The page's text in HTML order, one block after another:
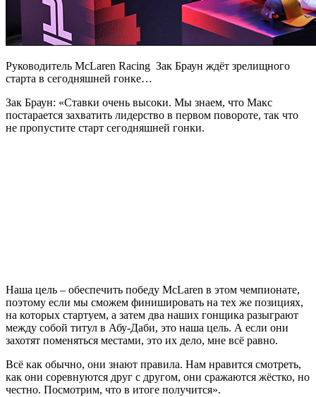
Руководитель McLaren Racing Зак Браун ждёт зрелищного
старта в сегодняшней гонке…
Зак Браун: «Ставки очень высоки. Мы знаем, что Макс
постарается захватить лидерство в первом повороте, так что
не пропустите старт сегодняшней гонки.
Наша цель – обеспечить победу McLaren в этом чемпионате,
поэтому если мы сможем финишировать на тех же позициях,
на которых стартуем, а затем два наших гонщика разыграют
между собой титул в Абу-Даби, это наша цель. А если они
захотят поменяться местами, это их дело, мне всё равно.
Всё как обычно, они знают правила. Нам нравится смотреть,
как они соревнуются друг с другом, они сражаются жёстко, но
честно. Посмотрим, что в итоге получится».